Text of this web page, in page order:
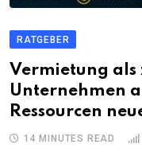
RATGEBER
Vermietung als
Unternehmen
Ressourcen
14 MINUTES READ